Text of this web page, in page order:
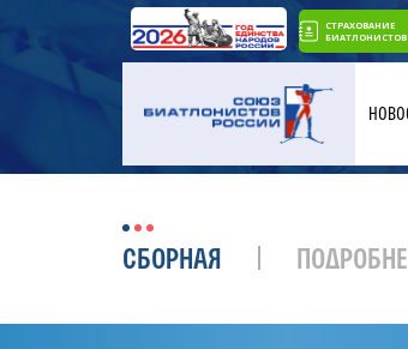
СТРАХОВАНИЕ
БИАТЛОНИСТОВ
СБОРНАЯ